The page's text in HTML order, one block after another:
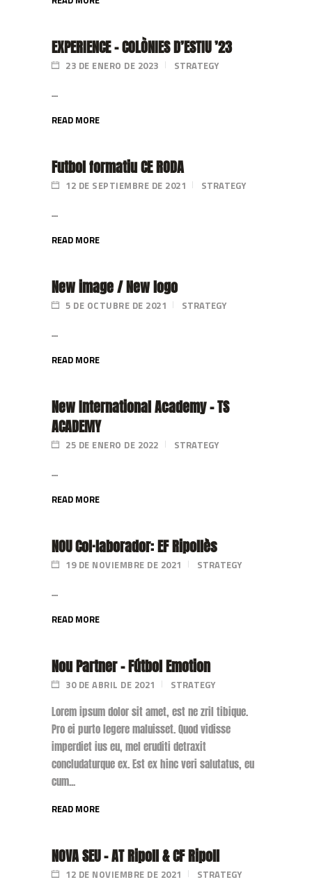
EXPERIENCE – COLÒNIES D’ESTIU ’23
23 DE ENERO DE 2023 STRATEGY
...
READ MORE
Futbol formatiu CE RODA
12 DE SEPTIEMBRE DE 2021 STRATEGY
...
READ MORE
New image / New logo
5 DE OCTUBRE DE 2021 STRATEGY
...
READ MORE
New International Academy – TS
ACADEMY
25 DE ENERO DE 2022 STRATEGY
...
READ MORE
NOU Col·laborador: EF Ripollès
19 DE NOVIEMBRE DE 2021 STRATEGY
...
READ MORE
Nou Partner – Fútbol Emotion
30 DE ABRIL DE 2021 STRATEGY
Lorem ipsum dolor sit amet, est ne zril tibique.
Pro ei purto legere maluisset. Quod vidisse
imperdiet ius eu, mel eruditi detraxit
concludaturque ex. Est ex hinc veri salutatus, eu
cum...
READ MORE
NOVA SEU – AT Ripoll & CF Ripoll
12 DE NOVIEMBRE DE 2021 STRATEGY